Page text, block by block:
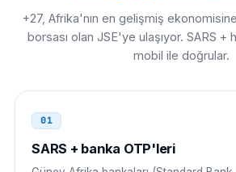
Yeni Zelanda
00 27 11 NNN NNNN
00 27 11 NNN NNNN
Nijerya
+27, Afrika'nın en gelişmiş
borsası olan JSE'ye ulaşıyor. SARS +
mobil ile doğrular.
01
SARS + banka OTP'leri